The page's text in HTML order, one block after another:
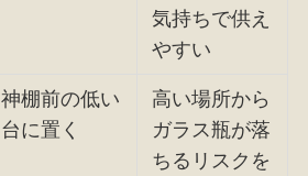
気持ちで供え
やすい
神棚前の低い
台に置く
高い場所から
ガラス瓶が落
ちるリスクを